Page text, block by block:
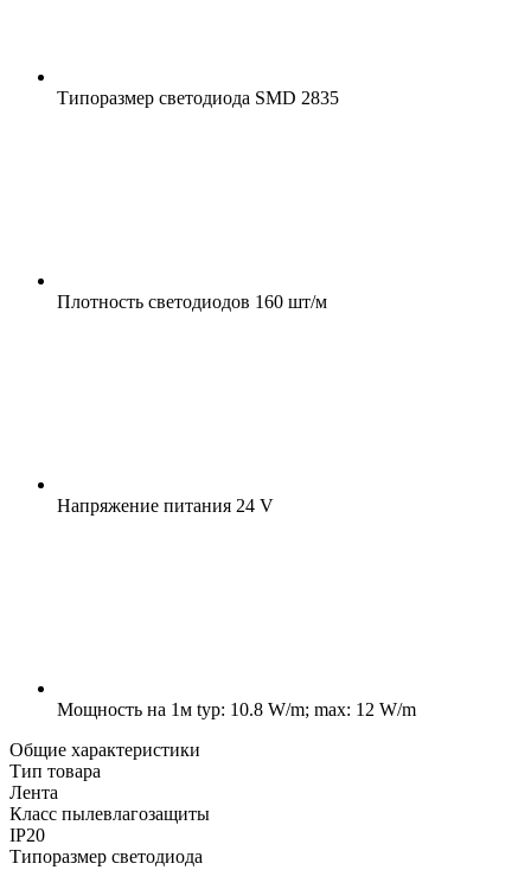
Типоразмер светодиода SMD 2835
Плотность светодиодов 160 шт/м
Напряжение питания 24 V
Мощность на 1м typ: 10.8 W/m; max: 12 W/m
Общие характеристики
Тип товара
Лента
Класс пылевлагозащиты
IP20
Типоразмер светодиода